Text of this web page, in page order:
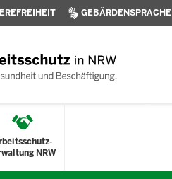
GEBÄRDENSPRACHE
NRW